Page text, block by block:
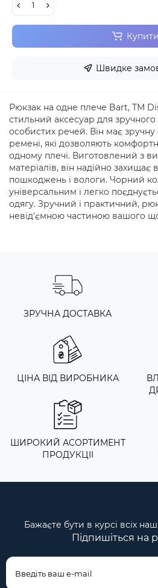
Купити
Швидке
Рюкзак на одне плече Bart, ТМ
стильний аксесуар для
особистих речей. Він має зручну
ремені, які дозволяють
одному плечі. Виготовлений з
матеріалів, він надійно захищає
пошкоджень і вологи. Чорний
універсальним і легко
одягу. Зручний і практичний,
невід'ємною частиною вашого
ЗРУЧНА ДОСТАВКА
ЦІНА ВІД ВИРОБНИКА
ШИРОКИЙ АСОРТИМЕНТ
ПРОДУКЦІІ
Бажаєте бути в курсі всіх
Підпишіться на